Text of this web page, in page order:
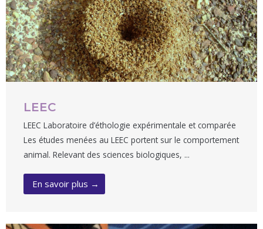
LEEC
LEEC Laboratoire d’éthologie expérimentale et comparée
Les études menées au LEEC portent sur le comportement
animal. Relevant des sciences biologiques, ...
En savoir plus →